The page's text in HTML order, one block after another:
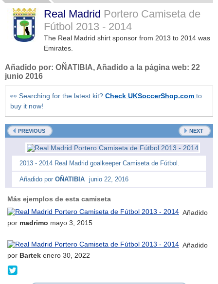
Real Madrid Portero Camiseta de
Fútbol 2013 - 2014
The Real Madrid shirt sponsor from 2013 to 2014 was
Emirates.
Añadido por: OÑATIBIA, Añadido a la página web: 22
junio 2016
👀 Searching for the latest kit? Check UKSoccerShop.com to
buy it now!
PREVIOUS NEXT
2013 - 2014 Real Madrid goalkeeper Camiseta de Fútbol.
Añadido por OÑATIBIA junio 22, 2016
Más ejemplos de esta camiseta
Añadido
por madrimo mayo 3, 2015
Añadido
por Bartek enero 30, 2022